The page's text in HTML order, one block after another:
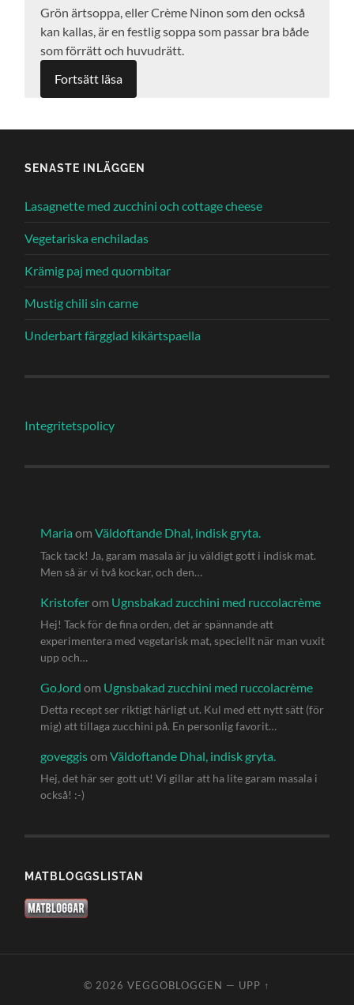
Grön ärtsoppa, eller Crème Ninon som den också
kan kallas, är en festlig soppa som passar bra både
som förrätt och huvudrätt.
Fortsätt läsa
SENASTE INLÄGGEN
Lasagnette med zucchini och cottage cheese
Vegetariska enchiladas
Krämig paj med quornbitar
Mustig chili sin carne
Underbart färgglad kikärtspaella
Integritetspolicy
Maria omVäldoftande Dhal, indisk gryta.
Tack tack! Ja, garam masala är ju väldigt gott i indisk mat.
Men så är vi två kockar, och den…
Kristoferom Ugnsbakad zucchini med ruccolacrème
Hej! Tack för de fina orden, det är spännande att
experimentera med vegetarisk mat, speciellt när man vuxit
upp och…
GoJord om Ugnsbakad zucchini med ruccolacrème
Detta recept ser riktigt härligt ut. Kul med ett nytt sätt (för
mig) att tillaga zucchini på. En personlig favorit…
goveggisomVäldoftande Dhal, indisk gryta.
Hej, det här ser gott ut! Vi gillar att ha lite garam masala i
också! :-)
MATBLOGGSLISTAN
© 2026 VEGGOBLOGGEN — UPP ↑